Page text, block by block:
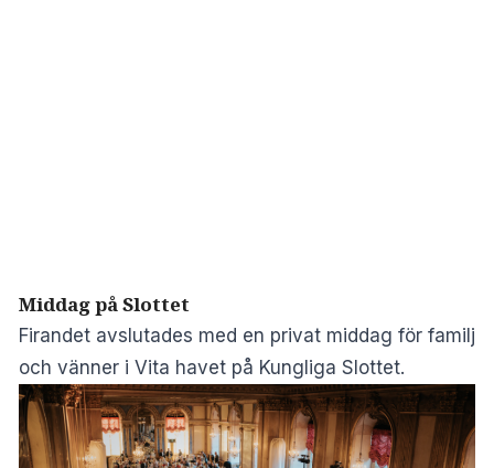
Middag på Slottet
Firandet avslutades med en privat middag för familj
och vänner i Vita havet på Kungliga Slottet.